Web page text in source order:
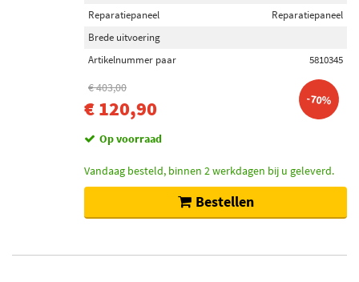
Reparatiepaneel
Reparatiepaneel
Brede uitvoering
Artikelnummer paar
5810345
€ 403,00
€ 120,90 -70%
Op voorraad
Vandaag besteld, binnen 2 werkdagen bij u geleverd.
Bestellen